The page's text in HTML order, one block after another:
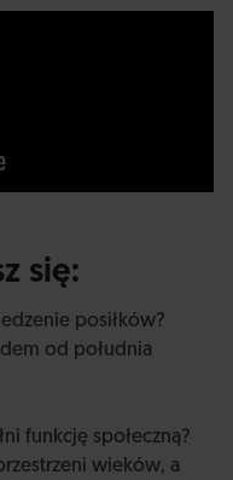
się:
posiłków?
od południa
funkcję społeczną?
wieków, a